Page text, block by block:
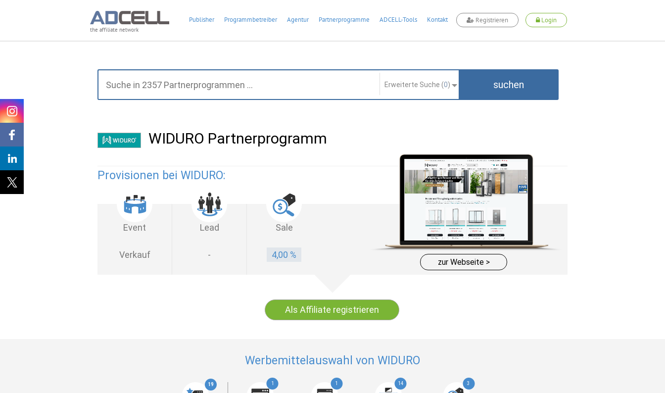
the affiliate network
Publisher Programmbetreiber Agentur Partnerprogramme ADCELL-Tools Kontakt Registrieren Login
Erweiterte Suche (0) suchen
WIDURO Partnerprogramm
Provisionen bei WIDURO:
Event Lead Sale
Verkauf - 4,00 %
zur Webseite >
Als Affiliate registrieren
Werbemittelauswahl von WIDURO
19 1 1 14 3